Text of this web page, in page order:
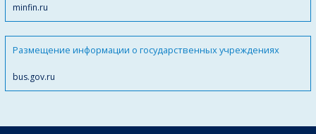
minfin.ru
Размещение информации о государственных учреждениях
bus.gov.ru